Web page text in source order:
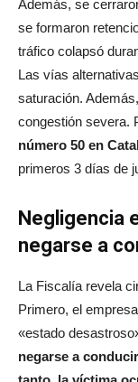
Además, se
se formaron
tráfico colapsó
Las vías
saturación.
congestión severa.
número 50 en
primeros 3 días de
Negligencia
negarse a
La Fiscalía revela
Primero, el
«estado
negarse a